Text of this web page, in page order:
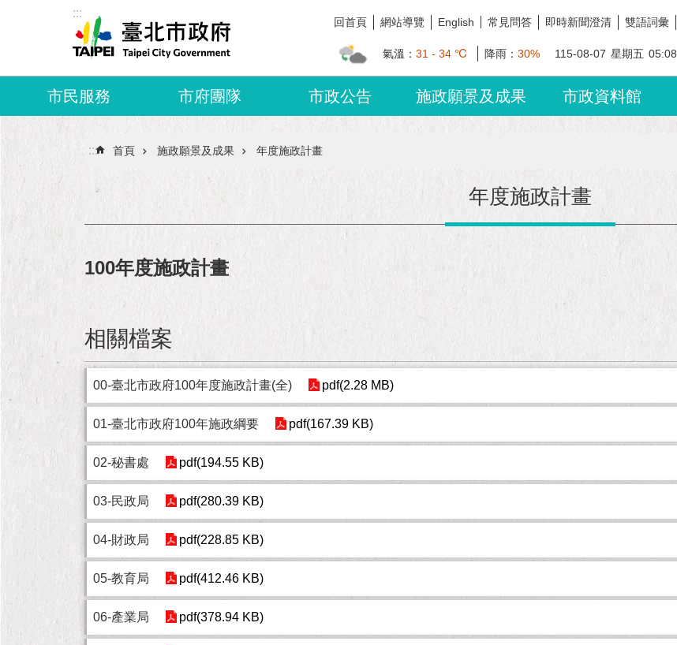
跳到主要內容區塊
:::
回首頁 網站導覽 English 常見問答 即時新聞澄清 雙語詞彙
氣溫： 31 - 34 ℃ 降雨： 30% 115-08-07 星期五 05:08
市民服務 市府團隊 市政公告 施政願景及成果 市政資料館
::: 首頁 施政願景及成果 年度施政計畫
年度施政計畫
100年度施政計畫
相關檔案
00-臺北市政府100年度施政計畫(全) pdf(2.28 MB)
01-臺北市政府100年施政綱要 pdf(167.39 KB)
02-秘書處 pdf(194.55 KB)
03-民政局 pdf(280.39 KB)
04-財政局 pdf(228.85 KB)
05-教育局 pdf(412.46 KB)
06-產業局 pdf(378.94 KB)